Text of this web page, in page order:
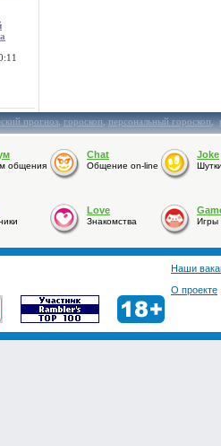
прогноз,гороскоп,персональный гороскоп,
общения
Chat
Общение on-line
Joke
Love
Знакомства Игры
Наши
О проекте